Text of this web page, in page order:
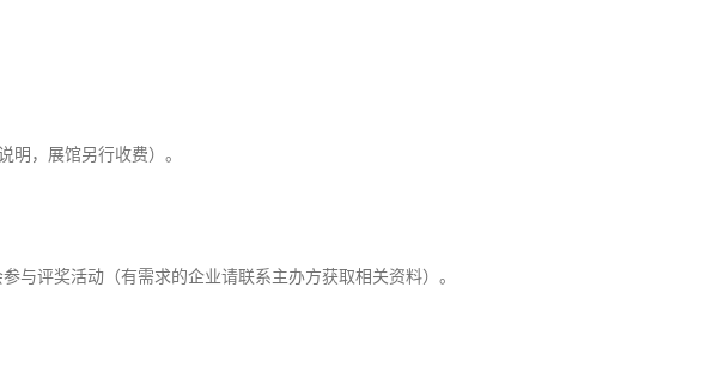
明，展馆另行收费）。
与评奖活动（有需求的企业请联系主办方获取相关资料）。